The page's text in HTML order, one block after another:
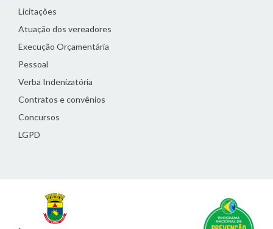
Licitações
Atuação dos vereadores
Execução Orçamentária
Pessoal
Verba Indenizatória
Contratos e convênios
Concursos
LGPD